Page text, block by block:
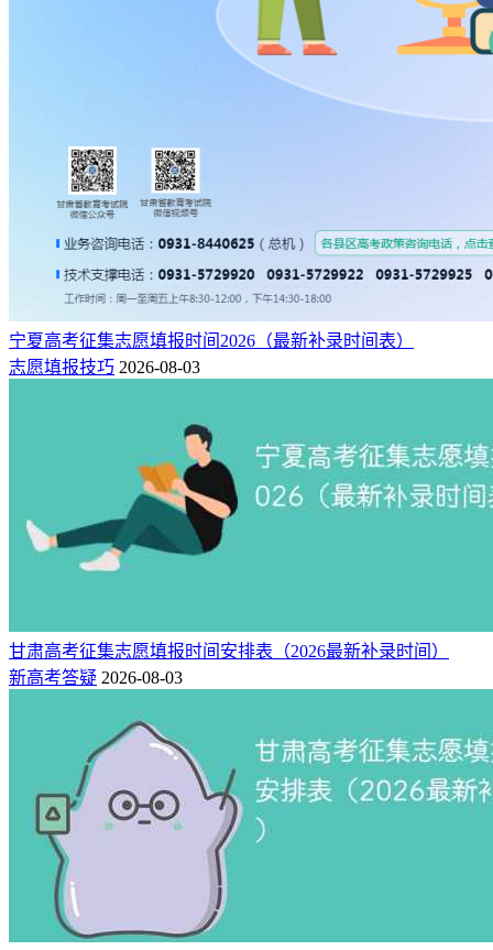
宁夏高考征集志愿填报时间2026（最新补录时间表）
志愿填报技巧 2026-08-03
甘肃高考征集志愿填报时间安排表（2026最新补录时间）
新高考答疑 2026-08-03